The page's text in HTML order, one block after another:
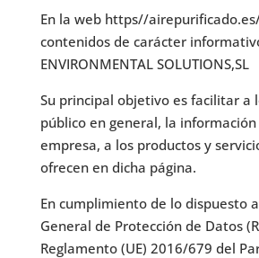
En la web https//
contenidos de carácter
ENVIRONMENTAL SOLUTIONS,SL
Su principal objetivo es facilitar a
público en general, la
empresa, a los productos y
ofrecen en dicha página.
En cumplimiento de lo dispuesto
General de Protección de Datos
Reglamento (UE) 2016/679 del